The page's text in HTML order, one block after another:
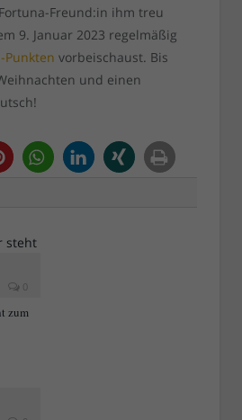
Freund:in ihm treu
9. Januar 2023 regelmäßig
Punkten vorbeischaust. Bis
und einen
0
zum